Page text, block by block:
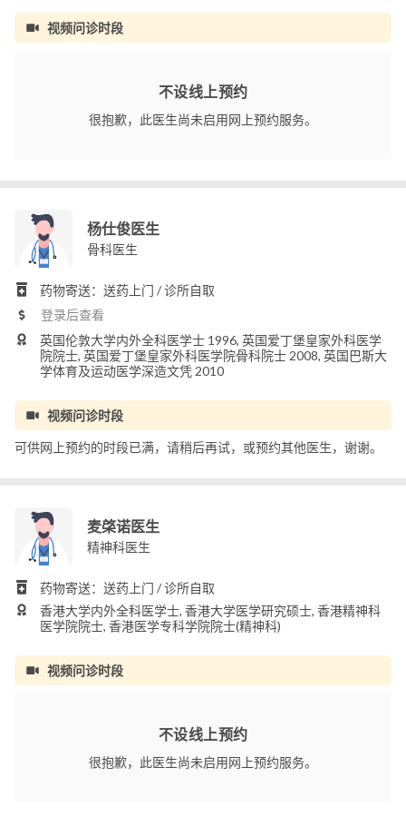
视频问诊时段
不设线上预约
很抱歉，此医生尚未启用网上预约服务。
杨仕俊医生
骨科医生
药物寄送：送药上门 / 诊所自取
登录后查看
英国伦敦大学内外全科医学士 1996, 英国爱丁堡皇家外科医学
院院士, 英国爱丁堡皇家外科医学院骨科院士 2008, 英国巴斯大
学体育及运动医学深造文凭 2010
视频问诊时段
可供网上预约的时段已满，请稍后再试，或预约其他医生，谢谢。
麦棨诺医生
精神科医生
药物寄送：送药上门 / 诊所自取
香港大学内外全科医学士, 香港大学医学研究硕士, 香港精神科
医学院院士, 香港医学专科学院院士(精神科)
视频问诊时段
不设线上预约
很抱歉，此医生尚未启用网上预约服务。